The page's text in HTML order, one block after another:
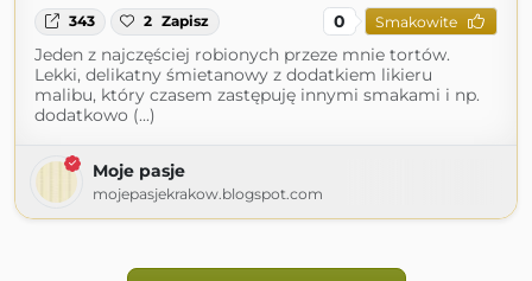
343 2 Zapisz 0 Smakowite
Jeden z najczęściej robionych przeze mnie tortów.
Lekki, delikatny śmietanowy z dodatkiem likieru
malibu, który czasem zastępuję innymi smakami i np.
dodatkowo (...)
Moje pasje
mojepasjekrakow.blogspot.com